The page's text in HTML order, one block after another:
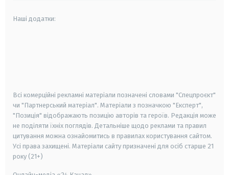
Наші додатки:
Всі комерційні рекламні матеріали позначені словами "Спецпроєкт"
чи "Партнерський матеріал". Матеріали з позначкою "Експерт",
"Позиція" відображають позицію авторів та героїв. Редакція може
не поділяти їхніх поглядів. Детальніше щодо реклами та правил
цитування можна ознайомитись в правилах користування сайтом.
Усі права захищені. Матеріали сайту призначені для осіб старше 21
року (21+)